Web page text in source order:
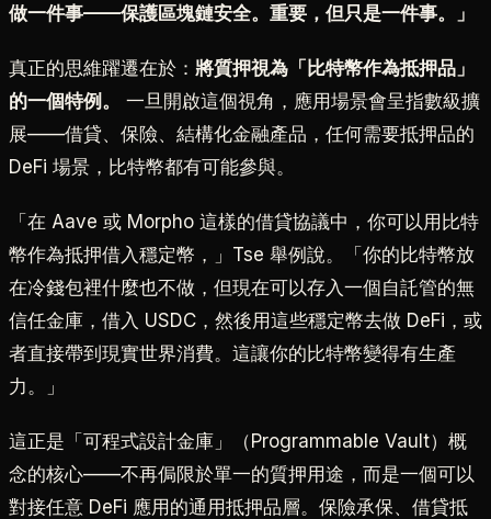
做一件事——保護區塊鏈安全。重要，但只是一件事。」
真正的思維躍遷在於： 將質押視為「比特幣作為抵押品」
的一個特例。
一旦開啟這個視角，應用場景會呈指數級擴
展——借貸、保險、結構化金融產品，任何需要抵押品的
DeFi 場景，比特幣都有可能參與。
「在 Aave 或 Morpho 這樣的借貸協議中，你可以用比特
幣作為抵押借入穩定幣，」Tse 舉例說。「你的比特幣放
在冷錢包裡什麼也不做，但現在可以存入一個自託管的無
信任金庫，借入 USDC，然後用這些穩定幣去做 DeFi，或
者直接帶到現實世界消費。這讓你的比特幣變得有生產
力。」
這正是「可程式設計金庫」（Programmable Vault）概
念的核心——不再侷限於單一的質押用途，而是一個可以
對接任意 DeFi 應用的通用抵押品層。保險承保、借貸抵